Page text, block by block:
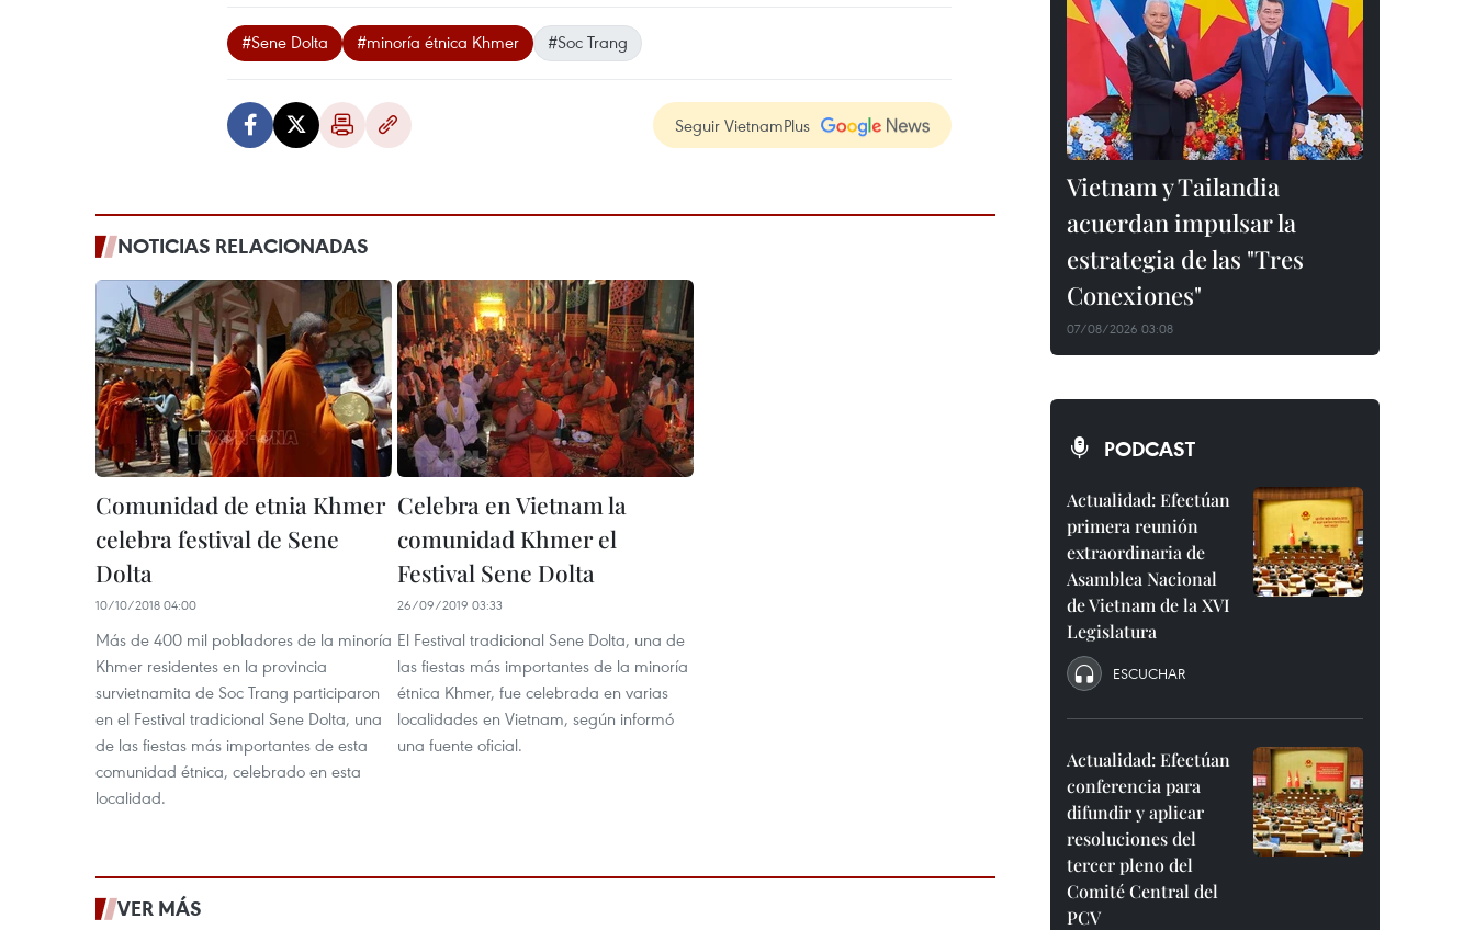
#Sene Dolta #minoría étnica Khmer #Soc Trang
Seguir VietnamPlus
NOTICIAS RELACIONADAS
Comunidad de etnia Khmer
celebra festival de Sene
Dolta
10/10/2018 04:00
Más de 400 mil pobladores de la minoría
Khmer residentes en la provincia
survietnamita de Soc Trang participaron
en el Festival tradicional Sene Dolta, una
de las fiestas más importantes de esta
comunidad étnica, celebrado en esta
localidad.
Celebra en Vietnam la
comunidad Khmer el
Festival Sene Dolta
26/09/2019 03:33
El Festival tradicional Sene Dolta, una de
las fiestas más importantes de la minoría
étnica Khmer, fue celebrada en varias
localidades en Vietnam, según informó
una fuente oficial.
VER MÁS
Vietnam y Tailandia
acuerdan impulsar la
estrategia de las "Tres
Conexiones"
07/08/2026 03:08
PODCAST
Actualidad: Efectúan
primera reunión
extraordinaria de
Asamblea Nacional
de Vietnam de la XVI
Legislatura
ESCUCHAR
Actualidad: Efectúan
conferencia para
difundir y aplicar
resoluciones del
tercer pleno del
Comité Central del
PCV